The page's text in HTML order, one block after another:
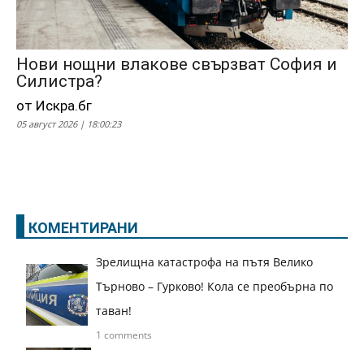
Нови нощни влакове свързват София и
Силистра?
от Искра.бг
05 август 2026 | 18:00:23
КОМЕНТИРАНИ
Зрелищна катастрофа на пътя Велико
Търново – Гурково! Кола се преобърна по
таван!
1 comments